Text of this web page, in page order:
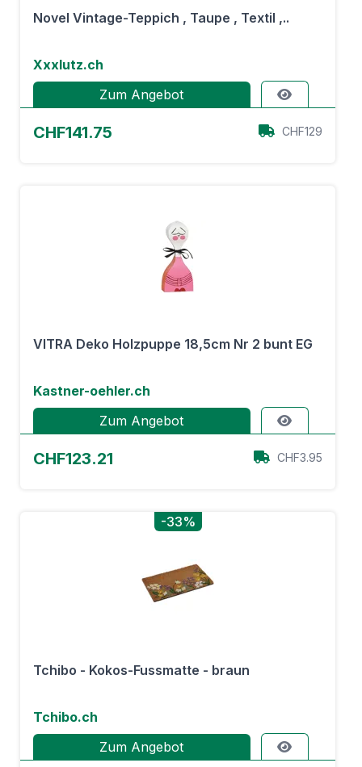
Novel Vintage-Teppich , Taupe , Textil ,..
Xxxlutz.ch
Zum Angebot
CHF141.75 CHF129
VITRA Deko Holzpuppe 18,5cm Nr 2 bunt EG
Kastner-oehler.ch
Zum Angebot
CHF123.21 CHF3.95
-33%
Tchibo - Kokos-Fussmatte - braun
Tchibo.ch
Zum Angebot